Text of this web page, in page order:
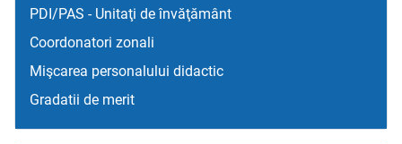
PDI/PAS - Unitaţi de învăţământ
Coordonatori zonali
Mişcarea personalului didactic
Gradatii de merit